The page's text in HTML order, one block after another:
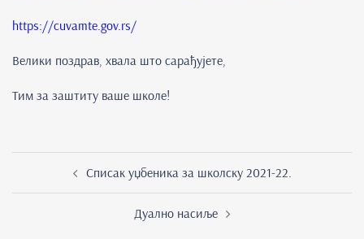
https://cuvamte.gov.rs/
Велики поздрав, хвала што сарађујете,
Тим за заштиту ваше школе!
navigationСписак уџбеника за школску 2021-22.
Дуално насиље